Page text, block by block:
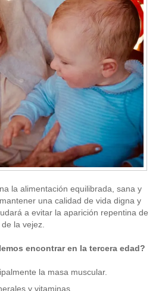
la alimentación equilibrada, sana y
una calidad de vida digna y
a evitar la aparición repentina de
la vejez.
encontrar en la tercera edad?
la masa muscular.
y vitaminas